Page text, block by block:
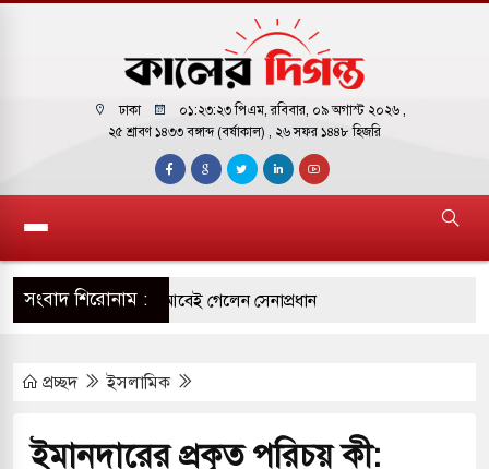
ঢাকা ০১:২৩:২৪ পিএম, রবিবার, ০৯ অগাস্ট ২০২৬ ,
২৫ শ্রাবণ ১৪৩৩ বঙ্গাব্দ (বর্ষাকাল) , ২৬ সফর ১৪৪৮ হিজরি
সংবাদ শিরোনাম :
দক্ষিণ সুদান ও আবেই গেলেন সেনাপ্রধান
হাইকমিশনারের বাসভবনে আগুন, আইসিইউতে
প্রচ্ছদ ইসলামিক
ইমানদারের প্রকৃত পরিচয় কী: